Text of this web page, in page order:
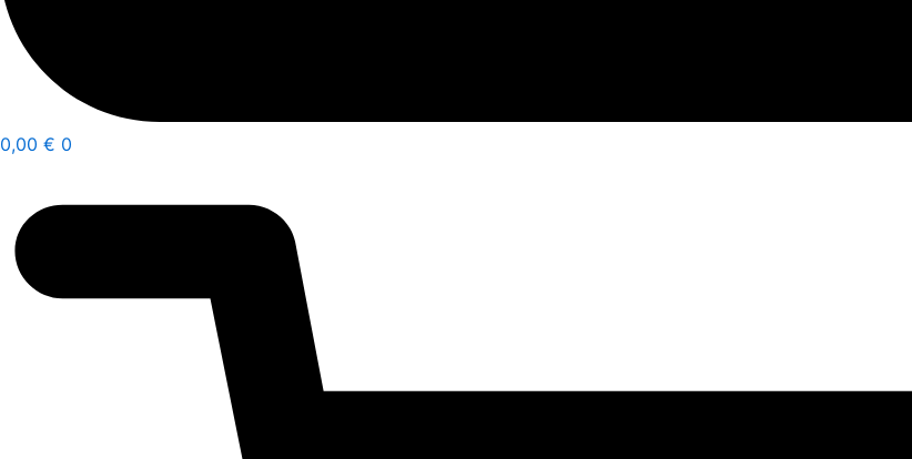
0,00 € 0